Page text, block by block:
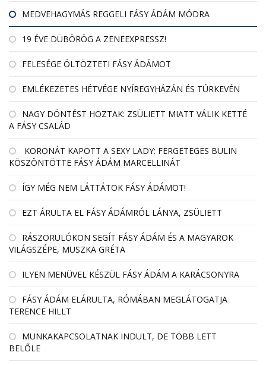
MEDVEHAGYMÁS REGGELI FÁSY ÁDÁM MÓDRA
19 ÉVE DÜBÖRÖG A ZENEEXPRESSZ!
FELESÉGE ÖLTÖZTETI FÁSY ÁDÁMOT
EMLÉKEZETES HÉTVÉGE NYÍREGYHÁZÁN ÉS TÚRKEVÉN
NAGY DÖNTÉST HOZTAK: ZSÜLIETT MIATT VÁLIK KETTÉ
A FÁSY CSALÁD
KORONÁT KAPOTT A SEXY LADY: FERGETEGES BULIN
KÖSZÖNTÖTTE FÁSY ÁDÁM MARCELLINÁT
ÍGY MÉG NEM LÁTTÁTOK FÁSY ÁDÁMOT!
EZT ÁRULTA EL FÁSY ÁDÁMRÓL LÁNYA, ZSÜLIETT
RÁSZORULÓKON SEGÍT FÁSY ÁDÁM ÉS A MAGYAROK
VILÁGSZÉPE, MUSZKA GRÉTA
ILYEN MENÜVEL KÉSZÜL FÁSY ÁDÁM A KARÁCSONYRA
FÁSY ÁDÁM ELÁRULTA, RÓMÁBAN MEGLÁTOGATJA
TERENCE HILLT
MUNKAKAPCSOLATNAK INDULT, DE TÖBB LETT
BELŐLE